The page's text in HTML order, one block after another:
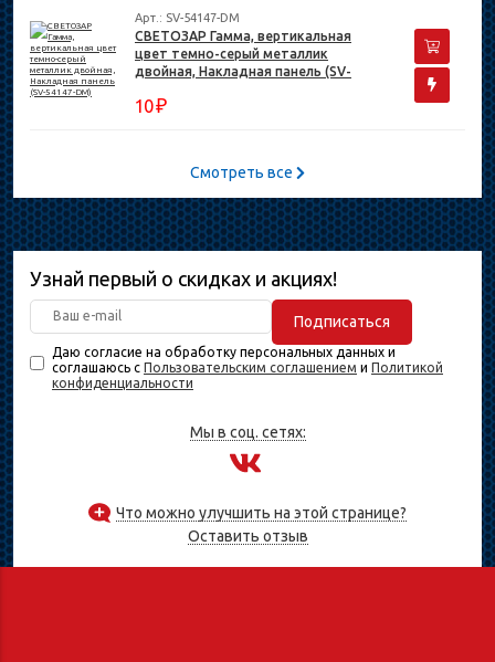
Арт.: SV-54147-DM
СВЕТОЗАР Гамма, вертикальная
цвет темно-серый металлик
двойная, Накладная панель (SV-
10₽
Смотреть все
Узнай первый о скидках и акциях!
Подписаться
Даю согласие на обработку персональных данных и
соглашаюсь с Пользовательским соглашением и Политикой
конфиденциальности
Мы в соц. сетях:
Что можно улучшить на этой странице?
Оставить отзыв